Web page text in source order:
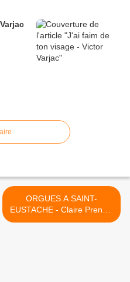
ORGUES A SAINT-
EUSTACHE - Claire Prendki
>